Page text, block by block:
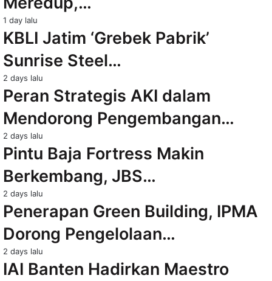
1 day lalu
KBLI Jatim ‘Grebek Pabrik’
Sunrise Steel…
2 days lalu
Peran Strategis AKI dalam
Mendorong Pengembangan…
2 days lalu
Pintu Baja Fortress Makin
Berkembang, JBS…
2 days lalu
Penerapan Green Building, IPMA
Dorong Pengelolaan…
2 days lalu
IAI Banten Hadirkan Maestro